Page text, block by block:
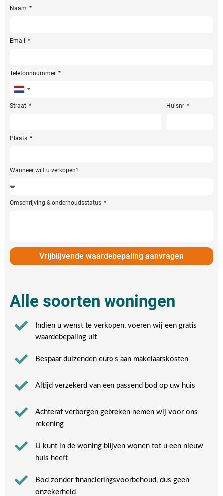
Naam
Email
Telefoonnummer
Netherlands
+31
Straat Huisnr
Plaats
Wanneer wilt u verkopen?
Omschrijving & onderhoudsstatus
Vrijblijvende waardebepaling aanvragen
Alle soorten woningen
Indien u wenst te verkopen, voeren wij een gratis
waardebepaling uit
Bespaar duizenden euro's aan makelaarskosten
Altijd verzekerd van een passend bod op uw huis
Achteraf verborgen gebreken nemen wij voor ons
rekening​
U kunt in de woning blijven wonen tot u een nieuw
huis heeft​
Bod zonder financieringsvoorbehoud, dus geen
onzekerheid​